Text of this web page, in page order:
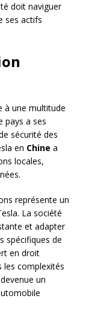
doit naviguer
ses actifs
à une multitude
pays a ses
sécurité des
en Chine a
locales,
représente un
La société
et adapter
spécifiques de
en droit
les complexités
un